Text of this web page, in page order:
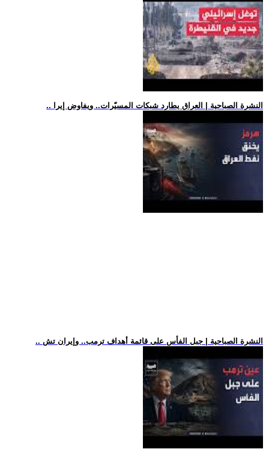
.. النشرة الصباحية | العراق يطارد شبكات المسيّرات.. ويفاوض إيرا
.. النشرة الصباحية | جبل الفأس على قائمة أهداف ترمب.. وإيران تش